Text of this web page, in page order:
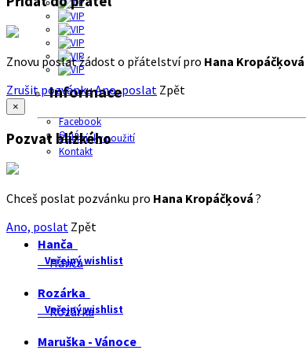
Informace
Facebook
O nás
Podmínky použití
Kontakt
Znovu poslat žádost o přátelství pro Hana Kropáčķová
Zrušit pozvánkuAno, poslat Zpět
×
Pozvat blízkého
Chceš poslat pozvánku pro Hana Kropáčķová ?
Ano, poslat Zpět
Hanča
Veřejný wishlist
Hanča
Rozárka
Veřejný wishlist
Rozárka
Maruška - Vánoce